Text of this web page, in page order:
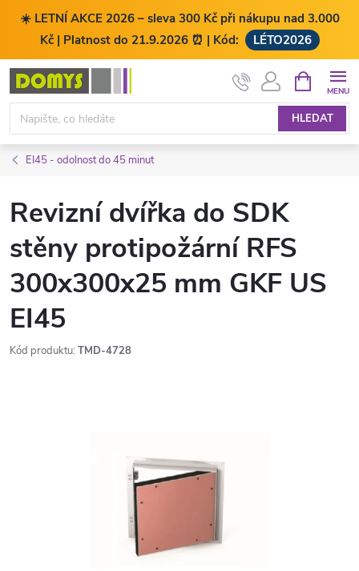
☀️ LETNÍ AKCE 2026 – sleva 300 Kč při nákupu nad 3.000
Kč | Platnost do 21.9.2026 ⏰ | Kód:
LÉTO2026
Přejít
obsah
HLEDAT
NÁKUPNÍ
KOŠÍK
EI45 - odolnost do 45 minut
Revizní dvířka do SDK
stěny protipožární RFS
300x300x25 mm GKF US
EI45
Kód produktu: TMD-4728